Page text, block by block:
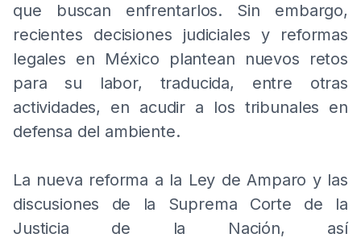
que buscan enfrentarlos. Sin embargo,
recientes decisiones judiciales y reformas
legales en México plantean nuevos retos
para su labor, traducida, entre otras
actividades, en acudir a los tribunales en
defensa del ambiente.
La nueva reforma a la Ley de Amparo y las
discusiones de la Suprema Corte de la
Justicia de la Nación, así